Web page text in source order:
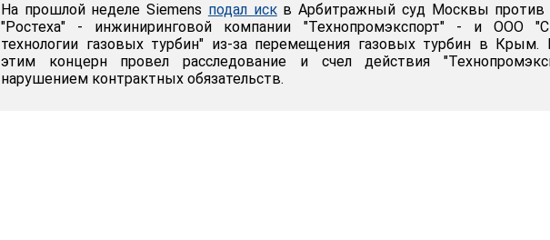
На прошлой неделе Siemens подал искв Арбитражный суд Москвы против
"Ростеха" - инжиниринговой компании "Технопромэкспорт" - и ООО
технологии газовых турбин" из-за перемещения газовых турбин в Крым.
этим концерн провел расследование и счел действия
нарушением контрактных обязательств.